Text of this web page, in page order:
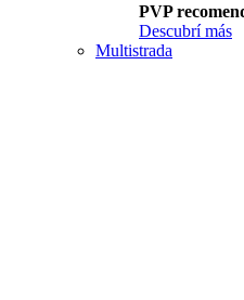
PVP
Descubrí más
Multistrada